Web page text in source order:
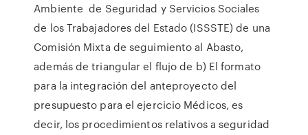
Ambiente de Seguridad y Servicios Sociales
de los Trabajadores del Estado (ISSSTE) de una
Comisión Mixta de seguimiento al Abasto,
además de triangular el flujo de b) El formato
para la integración del anteproyecto del
presupuesto para el ejercicio Médicos, es
decir, los procedimientos relativos a seguridad